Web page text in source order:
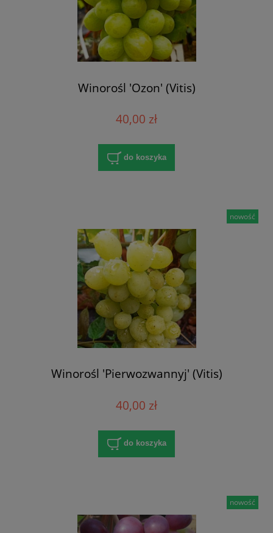
Winorośl 'Ozon' (Vitis)
40,00 zł
do koszyka
Winorośl 'Pierwozwannyj' (Vitis)
40,00 zł
do koszyka
nowość
nowość